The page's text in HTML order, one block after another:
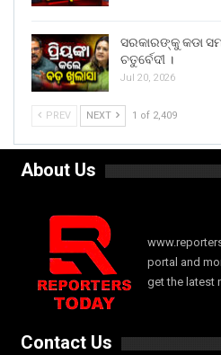
ସରକାରଙ୍କୁ କଡା
ଚତୁର୍ବେଦୀ ।
Jul 20, 2026
PREV NEXT 1 of 2,409
About Us
portal and
get the latest
Contact Us